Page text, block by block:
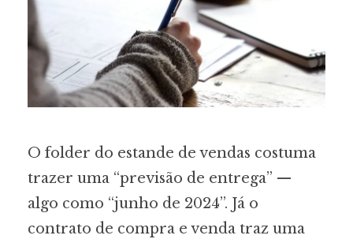
O folder do estande de vendas costuma
trazer uma “previsão de entrega” —
algo como “junho de 2024”. Já o
contrato de compra e venda traz uma